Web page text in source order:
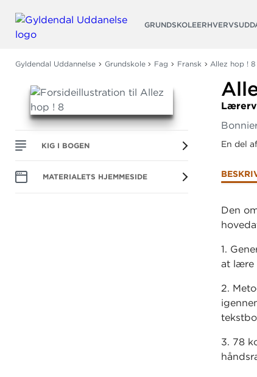
GRUNDSKOLE
Gyldendal Uddannelse Grundskole Fag Fransk Allez hop ! 8
KIG I BOGEN
MATERIALETS HJEMMESIDE
En del
Den
1.
at lære
2.
3. 78